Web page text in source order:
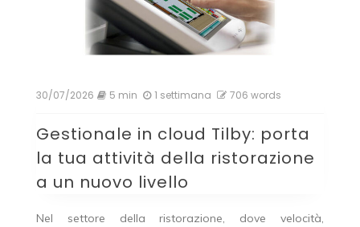
30/07/2026 5 min 1 settimana 706 words
Gestionale in cloud Tilby: porta
la tua attività della ristorazione
a un nuovo livello
Nel settore della ristorazione, dove velocità,